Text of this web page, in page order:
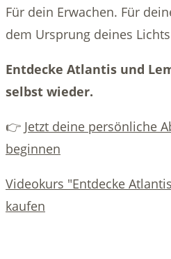
Für dein Erwachen. Für
dem Ursprung deines
Entdecke Atlantis und
selbst wieder.
👉 Jetzt deine persönliche
beginnen
Videokurs "Entdecke
kaufen